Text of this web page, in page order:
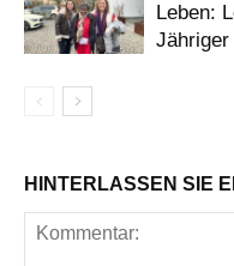
Leben:
Jähriger
HINTERLASSEN SIE